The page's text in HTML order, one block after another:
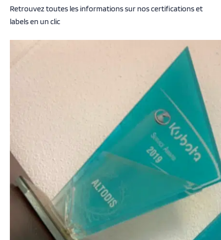
n
u
Retrouvez toutes les informations sur nos certifications et
labels en un clic